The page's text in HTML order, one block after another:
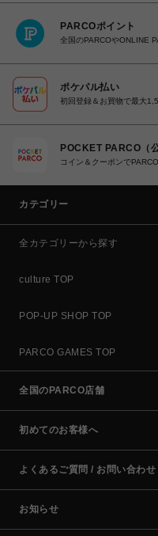
PARCOポイント
全国のPARCOやONLINE
ポケパル払い
初回登録＆お買物で最大
POCKET PARCO（
コイン＆クーポンで
カテゴリー
全カテゴリーから探す
culture TOP
POP-UP SHOP TOP
PARCO GAMES TOP
全国のPARCO店舗
初めてのお客様へ
よくあるご質問 / お問い合わせ
お知らせ